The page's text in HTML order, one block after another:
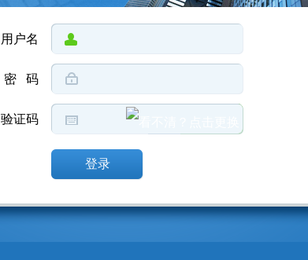
用户名
密 码
验证码
登录